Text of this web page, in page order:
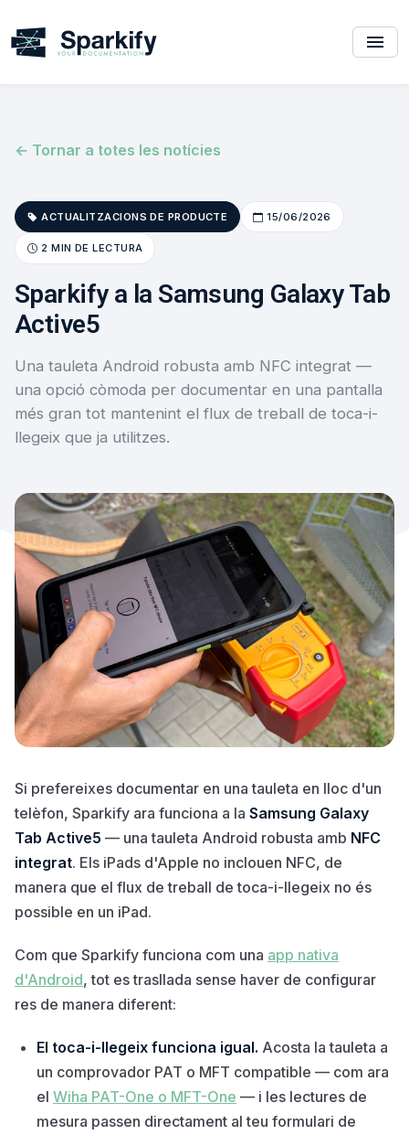
← Tornar a totes les notícies
ACTUALITZACIONS DE PRODUCTE 15/06/2026
2 MIN DE LECTURA
Sparkify a la Samsung Galaxy Tab
Active5
Una tauleta Android robusta amb NFC integrat —
una opció còmoda per documentar en una pantalla
més gran tot mantenint el flux de treball de toca-i-
llegeix que ja utilitzes.
Si prefereixes documentar en una tauleta en lloc d'un
telèfon, Sparkify ara funciona a la Samsung Galaxy
Tab Active5 — una tauleta Android robusta amb NFC
integrat. Els iPads d'Apple no inclouen NFC, de
manera que el flux de treball de toca-i-llegeix no és
possible en un iPad.
Com que Sparkify funciona com una app nativa
d'Android, tot es trasllada sense haver de configurar
res de manera diferent:
El toca-i-llegeix funciona igual. Acosta la tauleta a
un comprovador PAT o MFT compatible — com ara
el Wiha PAT-One o MFT-One — i les lectures de
mesura passen directament al teu formulari de